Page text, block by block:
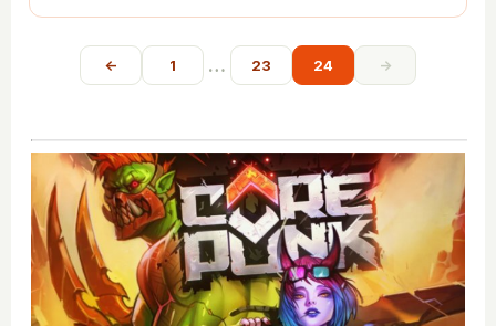
← 1 … 23 24 →